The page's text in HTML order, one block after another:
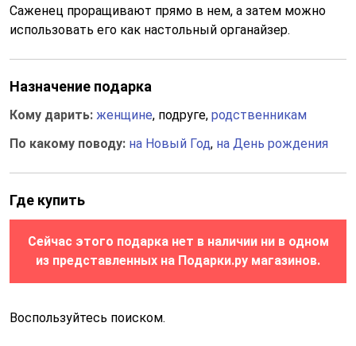
Саженец проращивают прямо в нем, а затем можно
использовать его как настольный органайзер.
Назначение подарка
Кому дарить: женщине, подруге, родственникам
По какому поводу: на Новый Год, на День рождения
Где купить
Сейчас этого подарка нет в наличии ни в одном
из представленных на Подарки.ру магазинов.
Воспользуйтесь поиском.